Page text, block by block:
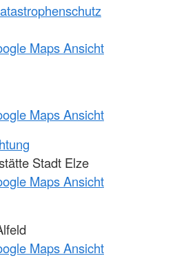
Maps Ansicht
Maps Ansicht
Stadt Elze
Maps Ansicht
Maps Ansicht